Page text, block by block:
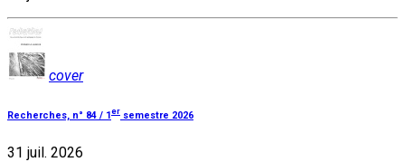
cover
Recherches, n° 84 / 1er semestre 2026
31 juil. 2026